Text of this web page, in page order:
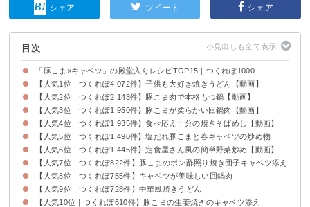
シェア ツイート シェア
目次
「豚こま×キャベツ」の殿堂入りレシピTOP15｜つくれぽ1000
【人気1位｜つくれぽ4,072件】子供も大好き焼きうどん【動画】
【人気2位｜つくれぽ2,143件】豚こま肉で本格もつ鍋【動画】
【人気3位｜つくれぽ1,950件】豚こまが柔らかい回鍋肉【動画】
【人気4位｜つくれぽ1,935件】食べ応え十分の焼きそばめし【動画】
【人気5位｜つくれぽ1,490件】塩だれ豚こまと春キャベツの炒め物
【人気6位｜つくれぽ1,445件】定食屋さん風の簡単野菜炒め【動画】
【人気7位｜つくれぽ822件】豚こまのポン酢照り焼き団子キャベツ添え
【人気8位｜つくれぽ755件】キャベツが美味しい回鍋肉
【人気9位｜つくれぽ728件】中華風焼きうどん
【人気10位｜つくれぽ610件】豚こまの生姜焼きのキャベツ添え